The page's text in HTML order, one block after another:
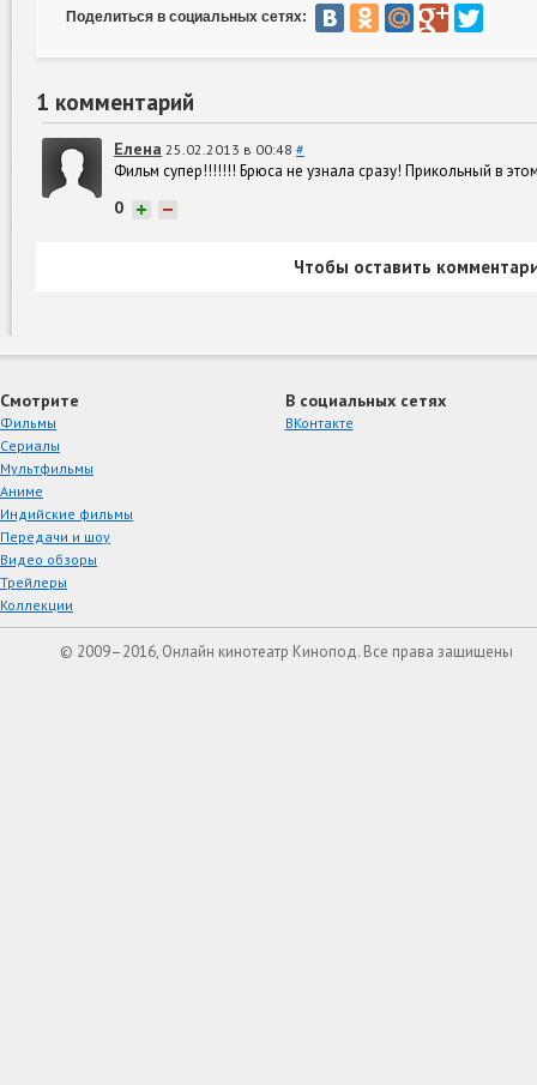
Поделиться в социальных сетях:
1 комментарий
Елена 25.02.2013 в 00:48 #
Фильм супер!!!!!!! Брюса не узнала сразу! Прикольный
0 + −
Чтобы оставить
Смотрите
Фильмы
Сериалы
Мультфильмы
Аниме
Индийские фильмы
Передачи и шоу
Видео обзоры
Трейлеры
Коллекции
В социальных сетях
ВКонтакте
© 2009–2016, Онлайн кинотеатр Кинопод. Все права защищены